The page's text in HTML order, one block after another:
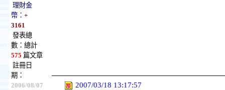
理財金
幣： +
3161
發表總
數：總計
575 篇文章
註冊日
期：
2006/08/07
2007/03/18 13:17:57